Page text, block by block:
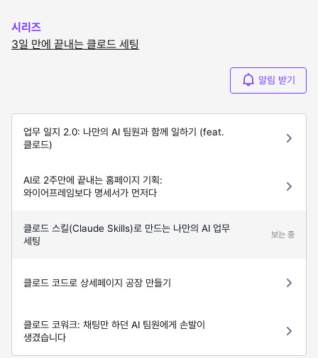
시리즈
3일 만에 끝내는 클로드 세팅
알림 받기
업무 일지 2.0: 나만의 AI 팀원과 함께 일하기 (feat.
클로드)
AI로 2주만에 끝내는 홈페이지 기획:
와이어프레임보다 명세서가 먼저다
클로드 스킬(Claude Skills)로 만드는 나만의 AI 업무
세팅
보는 중
클로드 코드로 상세페이지 공장 만들기
클로드 코워크: 채팅만 하던 AI 팀원에게 손발이
생겼습니다